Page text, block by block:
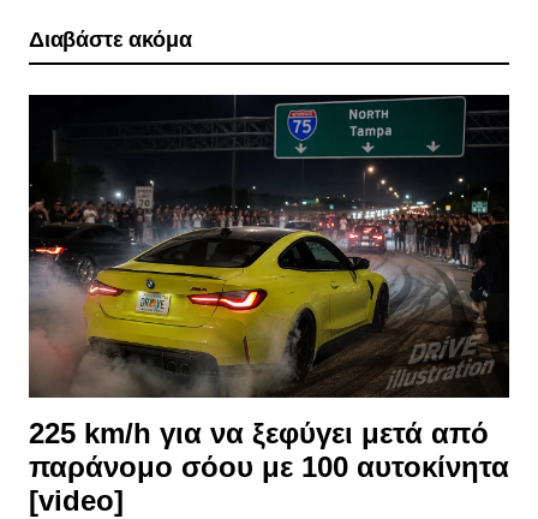
Διαβάστε ακόμα
225 km/h για να ξεφύγει μετά από
παράνομο σόου με 100 αυτοκίνητα
[video]